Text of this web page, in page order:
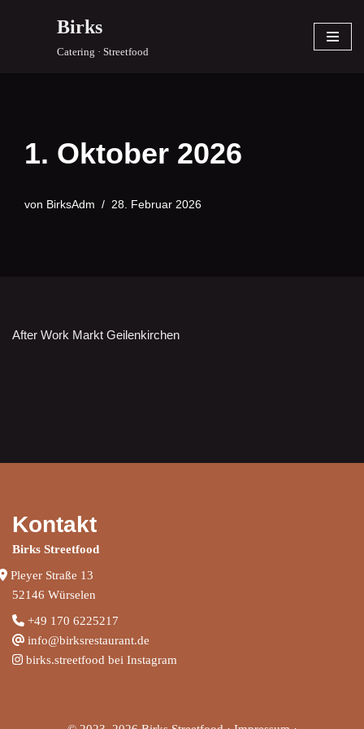
Birks
Catering · Streetfood
1. Oktober 2026
von BirksAdm 28. Februar 2026
After Work Markt Geilenkirchen
Kontakt
Birks Streetfood
Pleyer Straße 13
52146 Würselen
+49 170 6225217
info@birksrestaurant.de
birks.streetfood bei Instagram